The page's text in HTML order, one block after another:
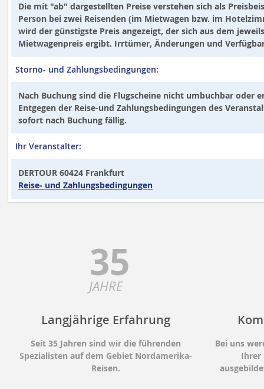
Die mit "ab" dargestellten Preise verstehen sich als
Person bei zwei Reisenden (im Mietwagen bzw. im
wird der günstigste Preis angezeigt, der sich aus dem
Mietwagenpreis ergibt. Irrtümer, Änderungen und
Storno- und Zahlungsbedingungen:
Nach Buchung sind die Flugscheine nicht umbuchbar oder
Entgegen der Reise-und Zahlungsbedingungen des
sofort nach Buchung fällig.
Ihr Veranstalter:
DERTOUR 60424 Frankfurt
Reise- und Zahlungsbedingungen
35
JAHRE
Langjährige Erfahrung
Seit 35 Jahren sind wir die führenden
Spezialisten auf dem Gebiet Nordamerika-
Reisen.
Bei uns
Ihrer